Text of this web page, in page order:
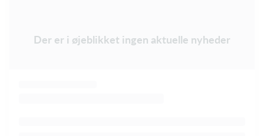
Der er i øjeblikket ingen aktuelle nyheder